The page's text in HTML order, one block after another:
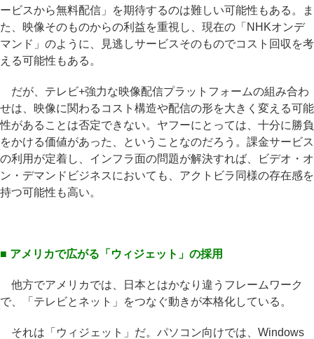
ービスから無料配信」を期待するのは難しい可能性もある。ま
た、映像そのものからの利益を重視し、現在の「NHKオンデ
マンド」のように、見逃しサービスそのものでコスト回収を考
える可能性もある。
だが、テレビ+強力な映像配信プラットフォームの組み合わ
せは、映像に関わるコスト構造や配信の形を大きく変える可能
性があることは否定できない。ヤフーにとっては、十分に勝負
をかける価値があった、ということなのだろう。課金サービス
の利用が定着し、インフラ面の問題が解決すれば、ビデオ・オ
ン・デマンドビジネスにおいても、アクトビラ同様の存在感を
持つ可能性も高い。
■ アメリカで広がる「ウィジェット」の採用
他方でアメリカでは、日本とはかなり違うフレームワーク
で、「テレビとネット」をつなぐ動きが本格化している。
それは「ウィジェット」だ。パソコン向けでは、Windows